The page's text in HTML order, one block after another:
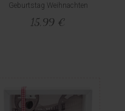
Geburtstag Weihnachten
15,99 €